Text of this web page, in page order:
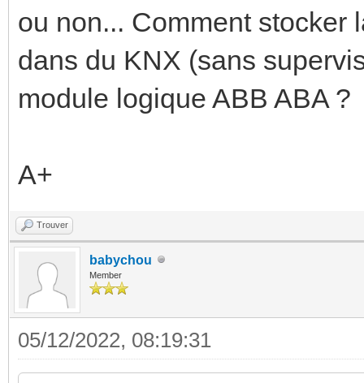
ou non... Comment stocker
dans du KNX (sans
module logique ABB ABA ?
A+
Trouver
babychou
Member
05/12/2022, 08:19:31